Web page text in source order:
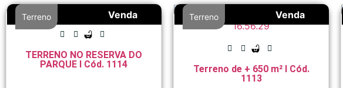
Venda
Terreno
TERRENO NO RESERVA DO
PARQUE l Cód. 1114
Venda
Terreno
Terreno de + 650 m² l Cód.
1113